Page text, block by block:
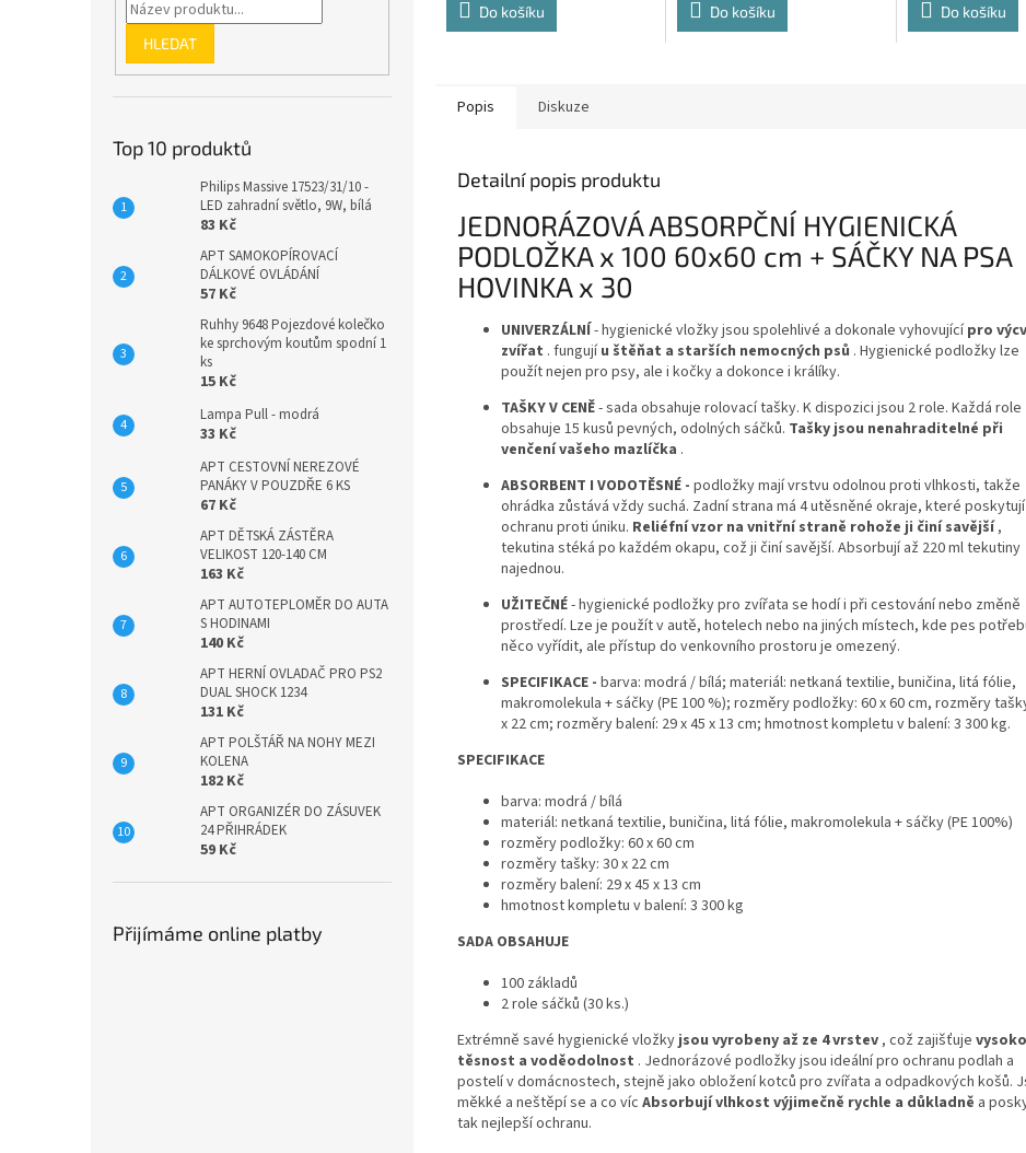
HLEDAT
Top 10 produktů
Philips Massive 17523/31/10 -
LED zahradní světlo, 9W, bílá
83 Kč
APT SAMOKOPÍROVACÍ
DÁLKOVÉ OVLÁDÁNÍ
57 Kč
Ruhhy 9648 Pojezdové kolečko
ke sprchovým koutům spodní 1
ks
15 Kč
Lampa Pull - modrá
33 Kč
APT CESTOVNÍ NEREZOVÉ
PANÁKY V POUZDŘE 6 KS
67 Kč
APT DĚTSKÁ ZÁSTĚRA
VELIKOST 120-140 CM
163 Kč
APT AUTOTEPLOMĚR DO AUTA
S HODINAMI
140 Kč
APT HERNÍ OVLADAČ PRO PS2
DUAL SHOCK 1234
131 Kč
APT POLŠTÁŘ NA NOHY MEZI
KOLENA
182 Kč
APT ORGANIZÉR DO ZÁSUVEK
24 PŘIHRÁDEK
59 Kč
Přijímáme online platby
Do košíku Do košíku Do košíku
Popis Diskuze
Detailní popis produktu
JEDNORÁZOVÁ ABSORPČNÍ HYGIENICKÁ
PODLOŽKA x 100 60x60 cm + SÁČKY NA PSA
HOVINKA x 30
UNIVERZÁLNÍ- hygienické vložky jsou spolehlivé a dokonale vyhovující pro
zvířat . fungují u štěňat a starších nemocných psů . Hygienické podložky lze
použít nejen pro psy, ale i kočky a dokonce i králíky.
TAŠKY V CENĚ- sada obsahuje rolovací tašky. K dispozici jsou 2 role. Každá role
obsahuje 15 kusů pevných, odolných sáčků. Tašky jsou nenahraditelné při
venčení vašeho mazlíčka .
ABSORBENT I VODOTĚSNÉ - podložky mají vrstvu odolnou proti vlhkosti, takže
ohrádka zůstává vždy suchá. Zadní strana má 4 utěsněné okraje, které poskytují
ochranu proti úniku. Reliéfní vzor na vnitřní straně rohože ji činí savější,
tekutina stéká po každém okapu, což ji činí savější. Absorbují až 220 ml tekutiny
najednou.
UŽITEČNÉ- hygienické podložky pro zvířata se hodí i při cestování nebo změně
prostředí. Lze je použít v autě, hotelech nebo na jiných místech, kde pes
něco vyřídit, ale přístup do venkovního prostoru je omezený.
SPECIFIKACE - barva: modrá / bílá; materiál: netkaná textilie, buničina, litá fólie,
makromolekula + sáčky (PE 100 %); rozměry podložky: 60 x 60 cm, rozměry
x 22 cm; rozměry balení: 29 x 45 x 13 cm; hmotnost kompletu v balení: 3 300 kg.
SPECIFIKACE
barva: modrá / bílá
materiál: netkaná textilie, buničina, litá fólie, makromolekula + sáčky (PE 100%)
rozměry podložky: 60 x 60 cm
rozměry tašky: 30 x 22 cm
rozměry balení: 29 x 45 x 13 cm
hmotnost kompletu v balení: 3 300 kg
SADA OBSAHUJE
100 základů
2 role sáčků (30 ks.)
Extrémně savé hygienické vložkyjsou vyrobeny až ze 4 vrstev, což zajišťuje
těsnost a voděodolnost . Jednorázové podložky jsou ideální pro ochranu podlah a
postelí v domácnostech, stejně jako obložení kotců pro zvířata a odpadkových košů.
měkké a neštěpí se a co víc Absorbují vlhkost výjimečně rychle a důkladně a
tak nejlepší ochranu.